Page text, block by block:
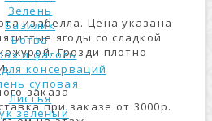
Зелень
Базилик
Ботва
и фасоль
консерваций
суповая
Листья
зеленый
изабелла. Цена указана
ягоды со сладкой
Грозди плотно
заказа
при заказе от 3000р.